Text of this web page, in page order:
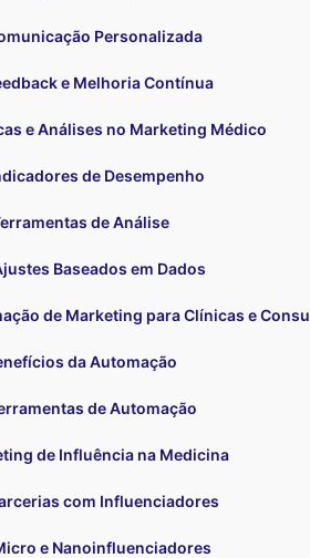
Personalizada
e Melhoria Contínua
e Análises no Marketing Médico
de Desempenho
de Análise
Baseados em Dados
de Marketing para Clínicas e
da Automação
de Automação
de Influência na Medicina
com Influenciadores
e Nanoinfluenciadores